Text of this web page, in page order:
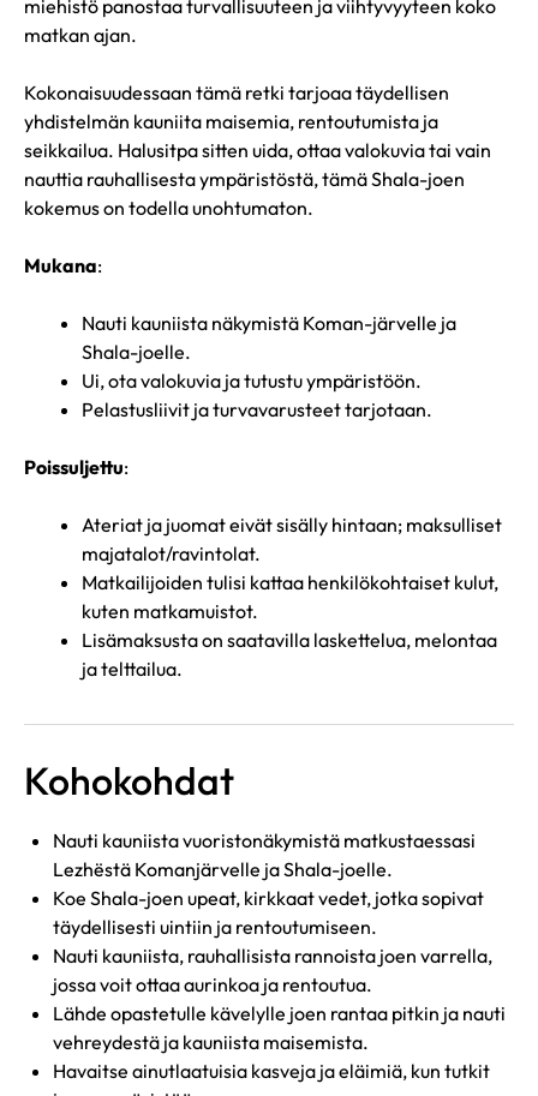
miehistö panostaa turvallisuuteen ja viihtyvyyteen koko
matkan ajan.
Kokonaisuudessaan tämä retki tarjoaa täydellisen
yhdistelmän kauniita maisemia, rentoutumista ja
seikkailua. Halusitpa sitten uida, ottaa valokuvia tai vain
nauttia rauhallisesta ympäristöstä, tämä Shala-joen
kokemus on todella unohtumaton.
Mukana:
Nauti kauniista näkymistä Koman-järvelle ja
Shala-joelle.
Ui, ota valokuvia ja tutustu ympäristöön.
Pelastusliivit ja turvavarusteet tarjotaan.
Poissuljettu:
Ateriat ja juomat eivät sisälly hintaan; maksulliset
majatalot/ravintolat.
Matkailijoiden tulisi kattaa henkilökohtaiset kulut,
kuten matkamuistot.
Lisämaksusta on saatavilla laskettelua, melontaa
ja telttailua.
Kohokohdat
Nauti kauniista vuoristonäkymistä matkustaessasi
Lezhëstä Komanjärvelle ja Shala-joelle.
Koe Shala-joen upeat, kirkkaat vedet, jotka sopivat
täydellisesti uintiin ja rentoutumiseen.
Nauti kauniista, rauhallisista rannoista joen varrella,
jossa voit ottaa aurinkoa ja rentoutua.
Lähde opastetulle kävelylle joen rantaa pitkin ja nauti
vehreydestä ja kauniista maisemista.
Havaitse ainutlaatuisia kasveja ja eläimiä, kun tutkit